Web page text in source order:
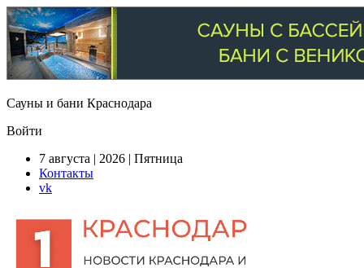
Сауны и бани Краснодара
Войти
7 августа | 2026 | Пятница
Контакты
vk